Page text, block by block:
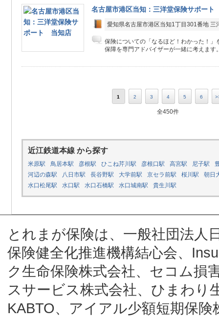
名古屋市港区当知：三洋堂保険サポー
愛知県名古屋市港区当知1丁目301番地 三
保険についての「なるほど！わかった！」
保障を専門アドバイザーが一緒に考えます
1 2 3 4 5 6
全450件
近江鉄道本線 から探す
米原駅 鳥居本駅 彦根駅 ひこね芹川駅 彦根口駅 高宮駅 尼子駅
河辺の森駅
八日市駅 長谷野駅 大学前駅 京セラ前駅 桜川駅
朝日
水口松尾駅
水口駅 水口石橋駅 水口城南駅 貴生川駅
とれまが保険は、一般社団法人
保険健全化推進機構結心会、
ク生命保険株式会社、セコム損
スサービス株式会社、ひまわり
KABTO、アイアル少額短期保